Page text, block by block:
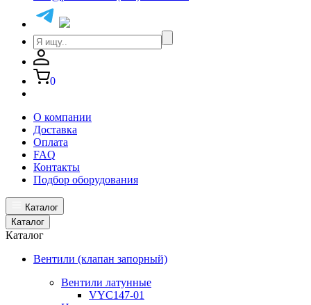
0
О компании
Доставка
Оплата
FAQ
Контакты
Подбор оборудования
Каталог
Каталог
Каталог
Вентили (клапан запорный)
Вентили латунные
VYC147-01